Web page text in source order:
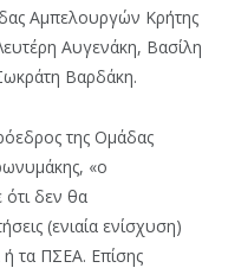
Αμπελουργών Κρήτης
Αυγενάκη, Βασίλη
Βαρδάκη.
της Ομάδας
«ο
δεν θα
(ενιαία ενίσχυση)
τα ΠΣΕΑ. Επίσης